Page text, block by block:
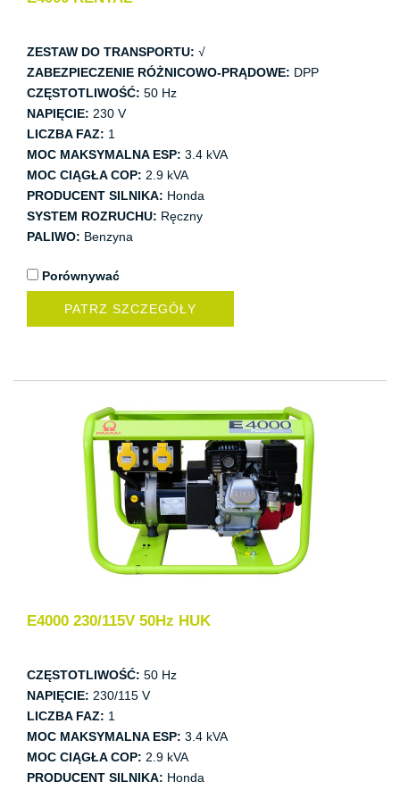
ZESTAW DO TRANSPORTU: √
ZABEZPIECZENIE RÓŻNICOWO-PRĄDOWE: DPP
CZĘSTOTLIWOŚĆ: 50 Hz
NAPIĘCIE: 230 V
LICZBA FAZ: 1
MOC MAKSYMALNA ESP: 3.4 kVA
MOC CIĄGŁA COP: 2.9 kVA
PRODUCENT SILNIKA: Honda
SYSTEM ROZRUCHU: Ręczny
PALIWO: Benzyna
Porównywać
PATRZ SZCZEGÓŁY
E4000 230/115V 50Hz HUK
CZĘSTOTLIWOŚĆ: 50 Hz
NAPIĘCIE: 230/115 V
LICZBA FAZ: 1
MOC MAKSYMALNA ESP: 3.4 kVA
MOC CIĄGŁA COP: 2.9 kVA
PRODUCENT SILNIKA: Honda